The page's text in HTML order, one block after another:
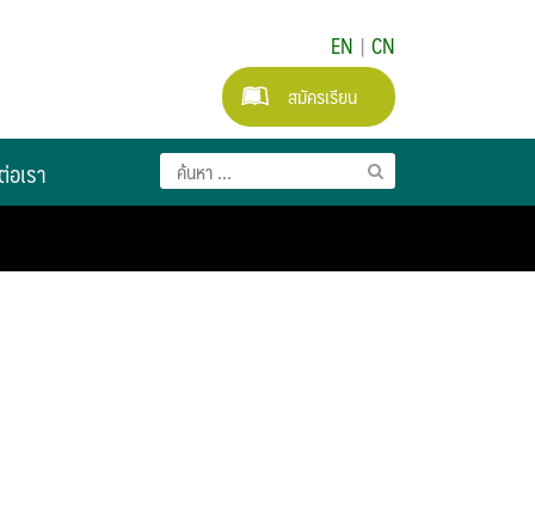
EN | CN
สมัครเรียน
เรา